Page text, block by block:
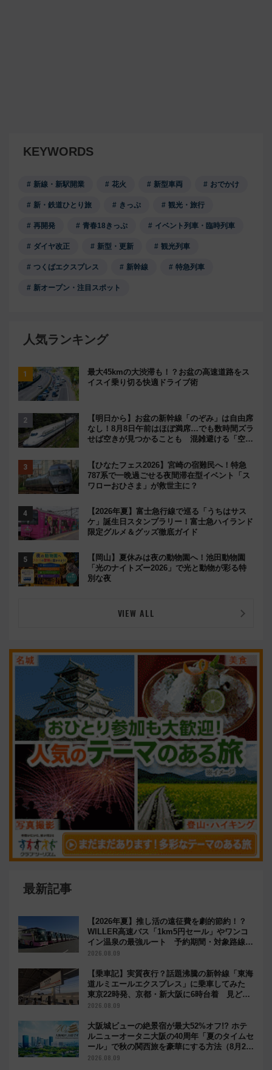
KEYWORDS
新線・新駅開業 花火 新型車両 おでかけ
新・鉄道ひとり旅 きっぷ 観光・旅行
再開発 青春18きっぷ イベント列車・臨時列車
ダイヤ改正 新型・更新 観光列車
つくばエクスプレス 新幹線 特急列車
新オープン・注目スポット
人気ランキング
最大45kmの大渋滞も！？お盆の高速道路をス
イスイ乗り切る快適ドライブ術
【明日から】お盆の新幹線「のぞみ」は自由席
なし！8月8日午前はほぼ満席…でも数時間ズラ
せば空きが見つかることも 混雑避ける「空
【ひなたフェス2026】宮崎の宿難民へ！特急
787系で一晩過ごせる夜間滞在型イベント「ス
ワローおひさま」が救世主に？
【2026年夏】富士急行線で巡る「うちはサス
ケ」誕生日スタンプラリー！富士急ハイランド
限定グルメ＆グッズ徹底ガイド
【岡山】夏休みは夜の動物園へ！池田動物園
「光のナイトズー2026」で光と動物が彩る特
別な夜
VIEW ALL
最新記事
【2026年夏】推し活の遠征費を劇的節約！？
WILLER高速バス「1km5円セール」やワンコ
イン温泉の最強ルート 予約期間・対象路線ま
とめ
2026.08.09
【乗車記】実質夜行？話題沸騰の新幹線「東海
道ルミエールエクスプレス」に乗車してみた
東京22時発、京都・新大阪に6時台着 見どこ
ろは岐阜羽島の素晴らし過ぎる朝
2026.08.09
大阪城ビューの絶景宿が最大52%オフ!? ホテ
ルニューオータニ大阪の40周年「夏のタイムセ
ール」で秋の関西旅を豪華にする方法（8月20
日まで！）
2026.08.09